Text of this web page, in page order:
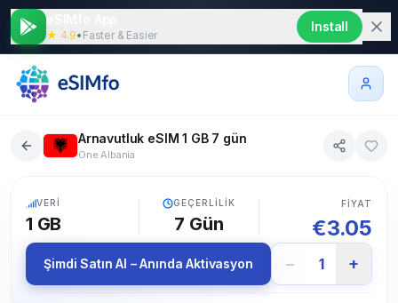
★ 4.9• Faster & Easier
Install
Arnavutluk eSIM 1 GB 7 gün
One Albania
VERI
1 GB
GEÇERLILIK
7 Gün
FIYAT
€3.05
Şimdi Satın Al – Anında Aktivasyon − 1 +